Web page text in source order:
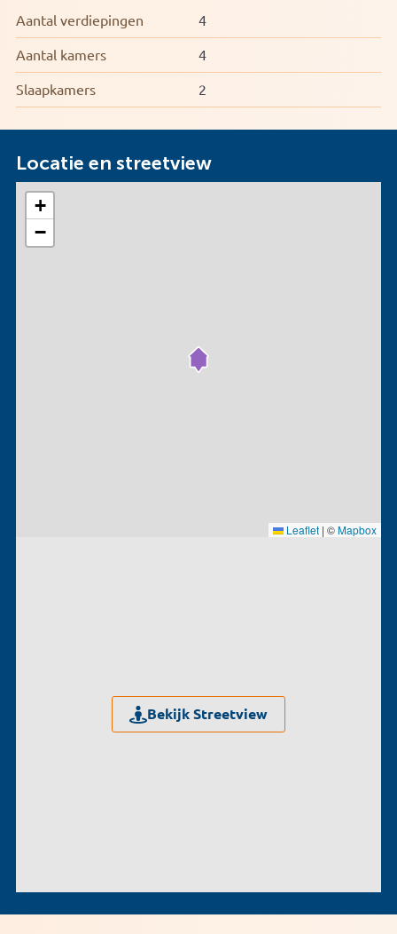
Aantal verdiepingen 4
Aantal kamers 4
Slaapkamers 2
Locatie en streetview
+
−
Leaflet | ©Mapbox
Bekijk Streetview